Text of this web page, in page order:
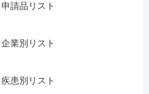
請品リスト
業別リスト
患別リスト